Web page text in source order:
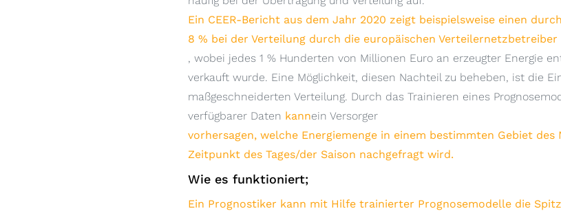
Ein CEER-Bericht aus dem Jahr 2020 zeigt beispielsweise einen
8 % bei der Verteilung durch die europäischen Verteilernetzbetreiber
, wobei jedes 1 % Hunderten von Millionen Euro an erzeugter Energie
verkauft wurde. Eine Möglichkeit, diesen Nachteil zu beheben, ist die
maßgeschneiderten Verteilung. Durch das Trainieren eines
verfügbarer Daten kannein Versorger
vorhersagen, welche Energiemenge in einem bestimmten Gebiet
Zeitpunkt des Tages/der Saison nachgefragt wird.
Wie es funktioniert;
Ein Prognostiker kann mit Hilfe trainierter Prognosemodelle die